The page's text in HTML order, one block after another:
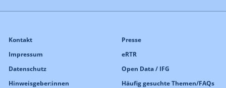
Kontakt
Impressum
Datenschutz
Hinweisgeber:innen
Presse
eRTR
Open Data / IFG
Häufig gesuchte Themen/FAQs